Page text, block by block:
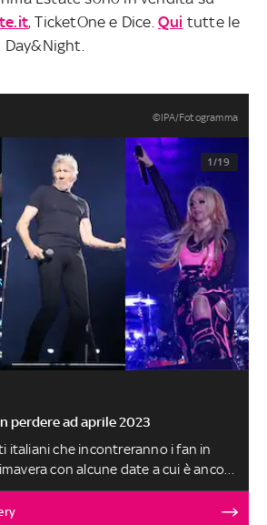
, TicketOne e Dice. Qui tutte le
©IPA/Fotogramma
1/19
perdere ad aprile 2023
italiani che incontreranno i fan in
con alcune date a cui è ancora
acquistando i biglietti. Da Paola &
da Roger Waters ad Avril Lavigne.